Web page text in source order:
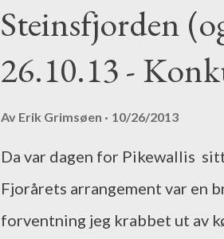
Steinsfjorden
26.10.13 -
Av Erik Grimsøen 10/26/2013
Da var dagen for Pikewallis
Fjorårets arrangement var en
forventning jeg krabbet ut av